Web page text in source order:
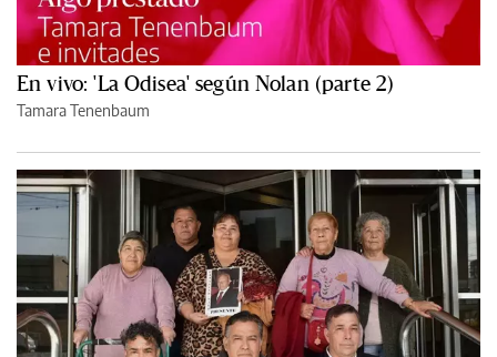
En vivo: 'La Odisea' según Nolan (parte 2)
Tamara Tenenbaum